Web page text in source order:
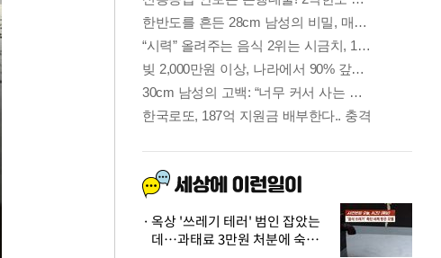
옥상 '쓰레기 테러' 범인 잡았는
데…과태료 3만원 처분에 숙박업